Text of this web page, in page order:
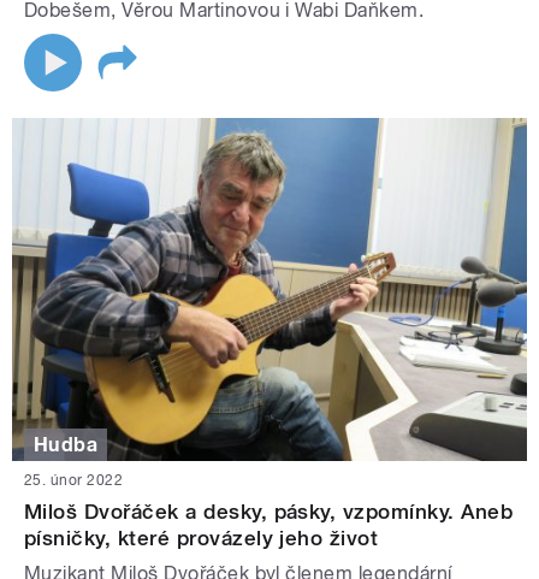
Dobešem, Věrou Martinovou i Wabi Daňkem.
Hudba
25. únor 2022
Miloš Dvořáček a desky, pásky, vzpomínky. Aneb
písničky, které provázely jeho život
Muzikant Miloš Dvořáček byl členem legendární